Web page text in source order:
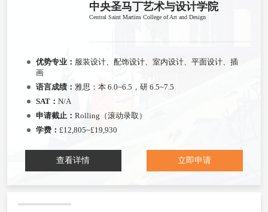
中央圣马丁艺术与设计学院
Central Saint Martins College of Art and Design
优势专业： 服装设计、配饰设计、室内设计、平面设计、插
画
语言成绩： 雅思：本 6.0~6.5，研 6.5~7.5
SAT： N/A
申请截止： Rolling（滚动录取）
学费： £12,805~£19,930
查看详情 立即申请